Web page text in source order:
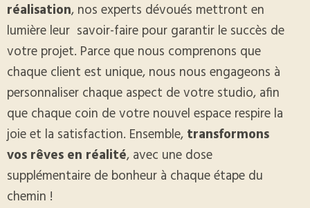
réalisation, nos experts dévoués mettront en
lumière leur savoir-faire pour garantir le succès de
votre projet. Parce que nous comprenons que
chaque client est unique, nous nous engageons à
personnaliser chaque aspect de votre studio, afin
que chaque coin de votre nouvel espace respire la
joie et la satisfaction. Ensemble, transformons
vos rêves en réalité, avec une dose
supplémentaire de bonheur à chaque étape du
chemin !